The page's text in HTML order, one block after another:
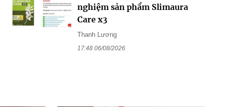
nghiệm sản phẩm Slimaura
Care x3
Thanh Lương
17:48 06/08/2026